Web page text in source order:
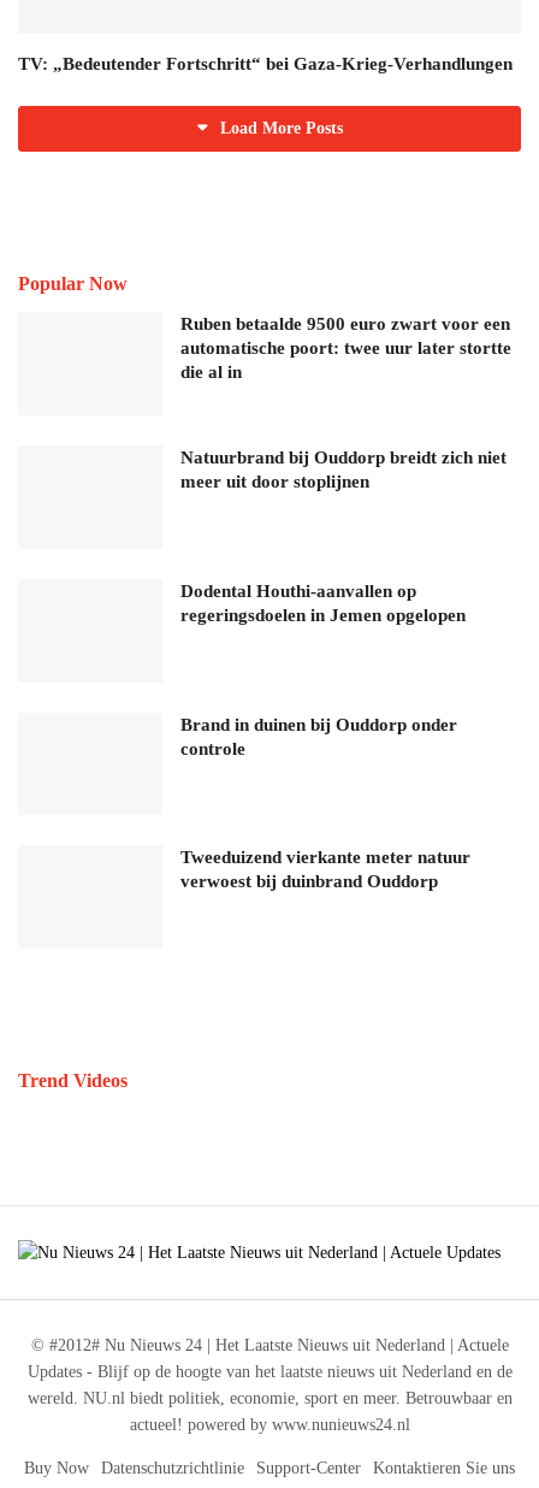
TV: „Bedeutender Fortschritt“ bei Gaza-Krieg-Verhandlungen
Load More Posts
Popular Now
Ruben betaalde 9500 euro zwart voor een
automatische poort: twee uur later stortte
die al in
Natuurbrand bij Ouddorp breidt zich niet
meer uit door stoplijnen
Dodental Houthi-aanvallen op
regeringsdoelen in Jemen opgelopen
Brand in duinen bij Ouddorp onder
controle
Tweeduizend vierkante meter natuur
verwoest bij duinbrand Ouddorp
Trend Videos
© #2012# Nu Nieuws 24 | Het Laatste Nieuws uit Nederland | Actuele
Updates - Blijf op de hoogte van het laatste nieuws uit Nederland en de
wereld. NU.nl biedt politiek, economie, sport en meer. Betrouwbaar en
actueel! powered by www.nunieuws24.nl
Buy Now Datenschutzrichtlinie Support-Center Kontaktieren Sie uns